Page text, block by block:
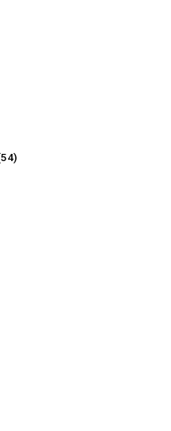
5454